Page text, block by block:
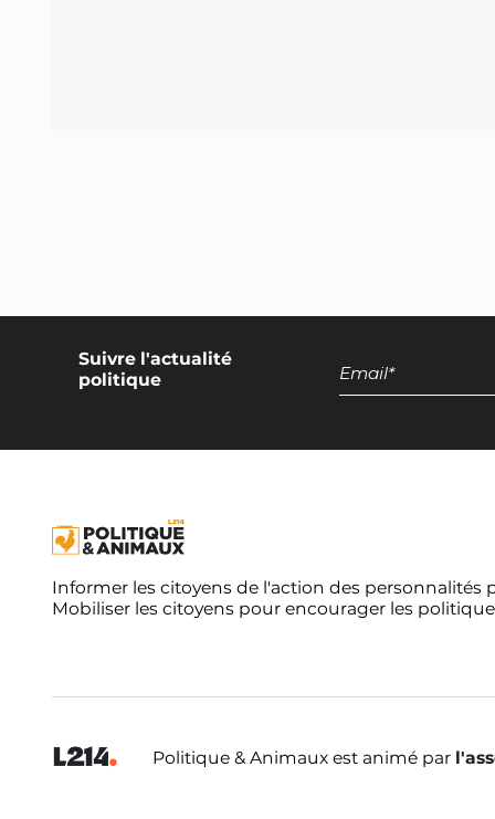
Suivre l'actualité
politique
Informer les citoyens de l'action des personnalités
Mobiliser les citoyens pour encourager les
Politique & Animaux est animé par